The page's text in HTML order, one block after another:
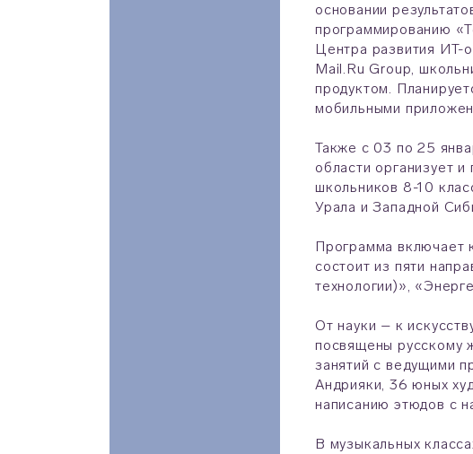
основании
программированию
Центра развития ИТ-
Mail.Ru Group,
продуктом.
мобильными
Также с 03 по 25
области организует
школьников 8-10
Урала и Западной
Программа включает
состоит из пяти
технологии)»,
От науки – к
посвящены русскому
занятий с ведущими
Андрияки, 36 юных
написанию этюдов с
В музыкальных